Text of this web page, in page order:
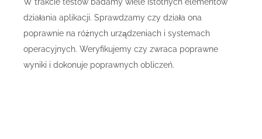
działania aplikacji. Sprawdzamy czy działa ona
poprawnie na różnych urządzeniach i systemach
operacyjnych. Weryfikujemy czy zwraca poprawne
wyniki i dokonuje poprawnych obliczeń.